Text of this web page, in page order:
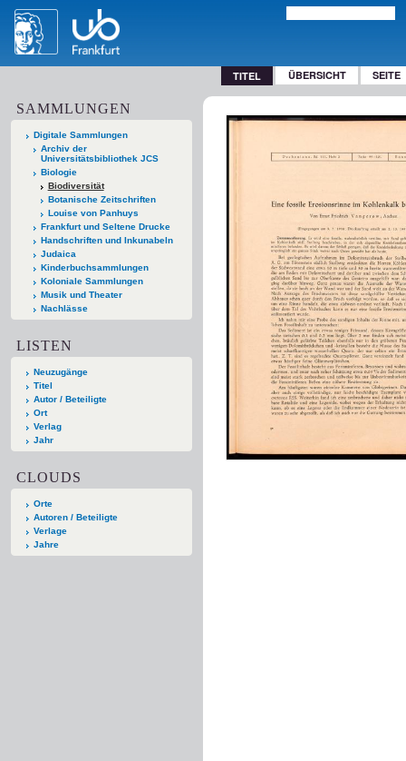
TITEL ÜBERSICHT SEITE
SAMMLUNGEN
Digitale Sammlungen
Archiv der
Universitätsbibliothek JCS
Biologie
Biodiversität
Botanische Zeitschriften
Louise von Panhuys
Frankfurt und Seltene Drucke
Handschriften und Inkunabeln
Judaica
Kinderbuchsammlungen
Koloniale Sammlungen
Musik und Theater
Nachlässe
LISTEN
Neuzugänge
Titel
Autor / Beteiligte
Ort
Verlag
Jahr
CLOUDS
Orte
Autoren / Beteiligte
Verlage
Jahre